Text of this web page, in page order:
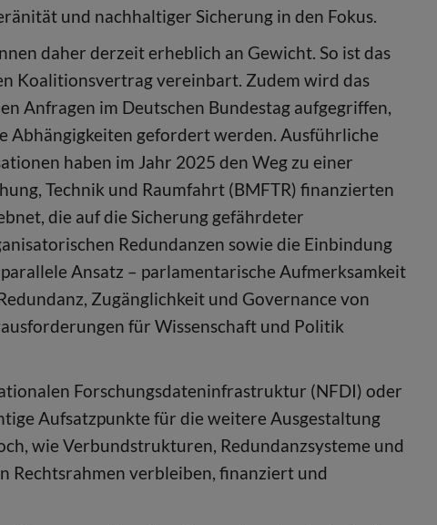
und nachhaltiger Sicherung in den Fokus.
daher derzeit erheblich an Gewicht. So ist das
Koalitionsvertrag vereinbart. Zudem wird das
Anfragen im Deutschen Bundestag aufgegriffen,
Abhängigkeiten gefordert werden. Ausführliche
haben im Jahr 2025 den Weg zu einer
Technik und Raumfahrt (BMFTR) finanzierten
die auf die Sicherung gefährdeter
Redundanzen sowie die Einbindung
Ansatz – parlamentarische Aufmerksamkeit
Zugänglichkeit und Governance von
für Wissenschaft und Politik
Forschungsdateninfrastruktur (NFDI) oder
Aufsatzpunkte für die weitere Ausgestaltung
wie Verbundstrukturen, Redundanzsysteme und
Rechtsrahmen verbleiben, finanziert und